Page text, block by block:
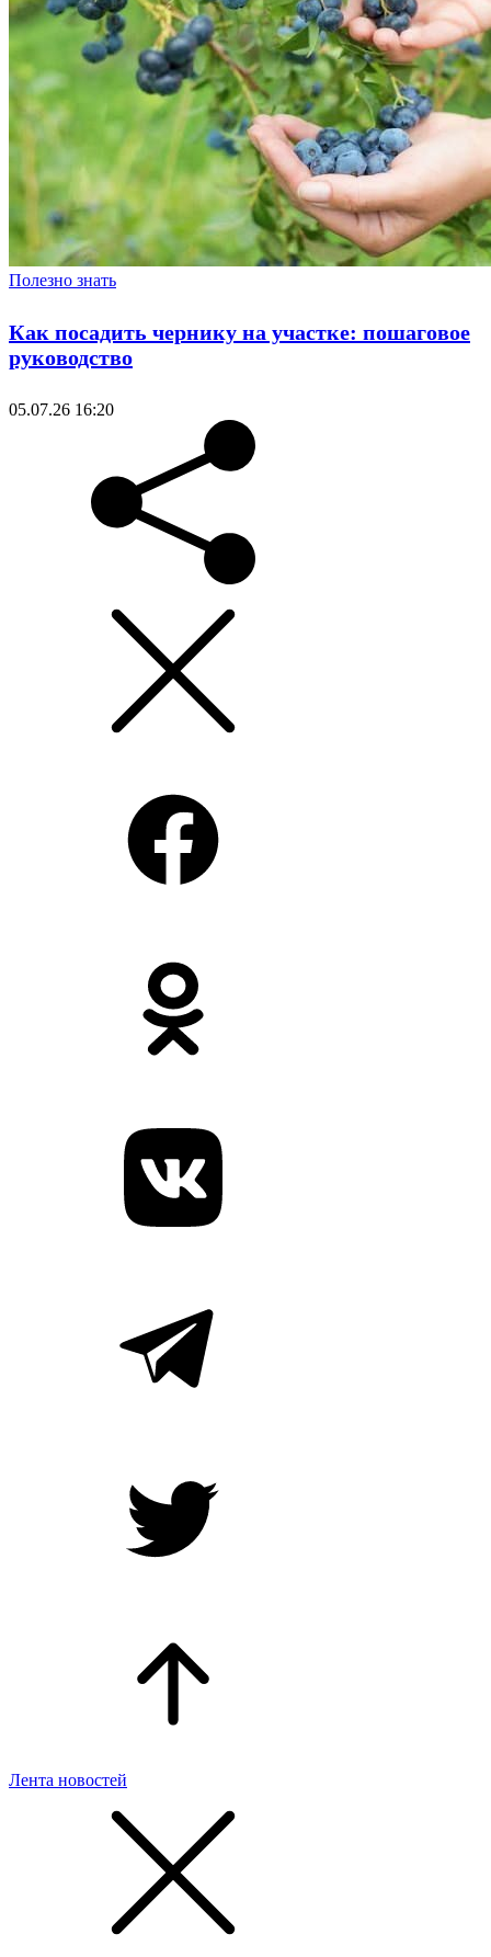
Полезно знать
Как посадить чернику на участке: пошаговое
руководство
05.07.26 16:20
Лента новостей